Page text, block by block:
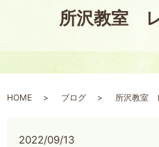
所沢教室
HOME ブログ 所沢教室
2022/09/13